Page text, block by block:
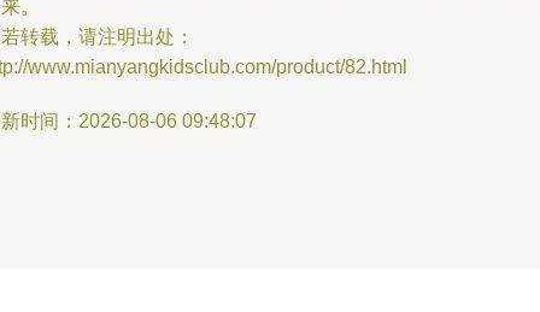
。
转载，请注明出处：
www.mianyangkidsclub.com/product/82.html
时间：2026-08-06 09:48:07